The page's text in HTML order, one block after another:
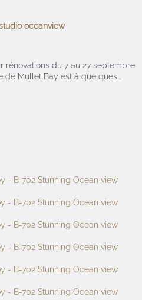
oceanview
rénovations du 7 au 27 septembre
Mullet Bay est à quelques...